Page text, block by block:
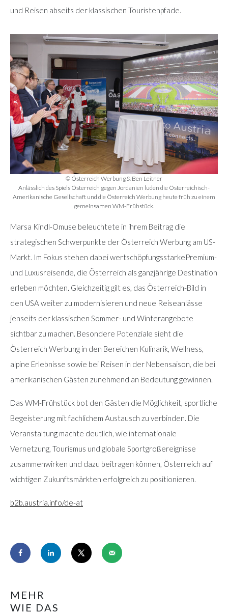
und Reisen abseits der klassischen Touristenpfade.
© Österreich Werbung & Ben Leitner
Anlässlich des Spiels Österreich gegen Jordanien luden die Österreichisch-
Amerikanische Gesellschaft und die Österreich Werbung heute früh zu einem
gemeinsamen WM-Frühstück.
Marsa Kindl-Omuse beleuchtete in ihrem Beitrag die
strategischen Schwerpunkte der Österreich Werbung am US-
Markt. Im Fokus stehen dabei wertschöpfungsstarkePremium-
und Luxusreisende, die Österreich als ganzjährige Destination
erleben möchten. Gleichzeitig gilt es, das Österreich-Bild in
den USA weiter zu modernisieren und neue Reiseanlässe
jenseits der klassischen Sommer- und Winterangebote
sichtbar zu machen. Besondere Potenziale sieht die
Österreich Werbung in den Bereichen Kulinarik, Wellness,
alpine Erlebnisse sowie bei Reisen in der Nebensaison, die bei
amerikanischen Gästen zunehmend an Bedeutung gewinnen.
Das WM-Frühstück bot den Gästen die Möglichkeit, sportliche
Begeisterung mit fachlichem Austausch zu verbinden. Die
Veranstaltung machte deutlich, wie internationale
Vernetzung, Tourismus und globale Sportgroßereignisse
zusammenwirken und dazu beitragen können, Österreich auf
wichtigen Zukunftsmärkten erfolgreich zu positionieren.
b2b.austria.info/de-at
MEHR
WIE DAS